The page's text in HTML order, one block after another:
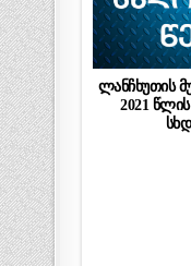
ლანჩხუთის
2021